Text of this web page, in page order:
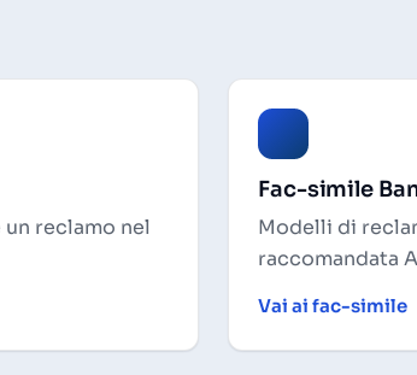
reclamo nel
Fac-simile
Modelli di
raccomandata
Vai ai fac-simile